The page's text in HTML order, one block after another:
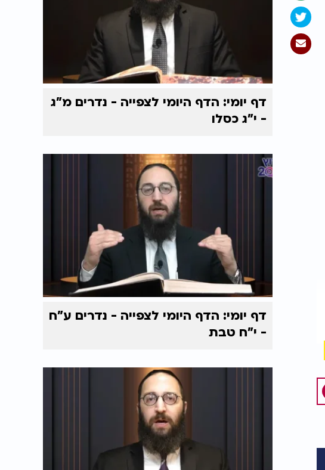
דף יומי: הדף היומי לצפייה - נדרים מ"ג
- י"ג כסלו
דף יומי: הדף היומי לצפייה - נדרים ע"ח
- י"ח טבת